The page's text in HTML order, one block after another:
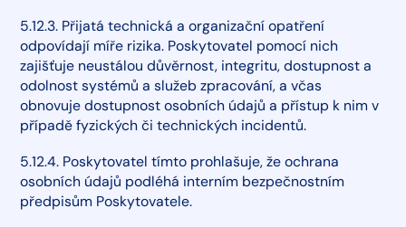
5.12.3. Přijatá technická a organizační opatření
odpovídají míře rizika. Poskytovatel pomocí nich
zajišťuje neustálou důvěrnost, integritu, dostupnost a
odolnost systémů a služeb zpracování, a včas
obnovuje dostupnost osobních údajů a přístup k nim v
případě fyzických či technických incidentů.
5.12.4. Poskytovatel tímto prohlašuje, že ochrana
osobních údajů podléhá interním bezpečnostním
předpisům Poskytovatele.